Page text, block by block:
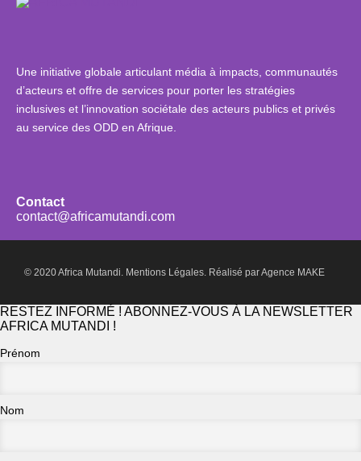
Une initiative globale articulant média à impacts, communautés
d’acteurs et offre de services pour porter les stratégies
inclusives et l’innovation sociétale des acteurs publics et privés
au service des ODD en Afrique.
Contact
contact@africamutandi.com
© 2020 Africa Mutandi. Mentions Légales. Réalisé parAgence MAKE
RESTEZ INFORMÉ ! ABONNEZ-VOUS À LA NEWSLETTER
AFRICA MUTANDI !
Prénom
Nom